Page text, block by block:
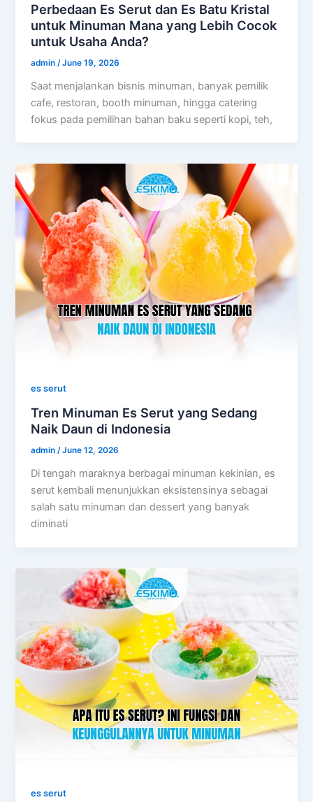
Perbedaan Es Serut dan Es Batu Kristal
untuk Minuman Mana yang Lebih Cocok
untuk Usaha Anda?
admin /June 19, 2026
Saat menjalankan bisnis minuman, banyak pemilik
cafe, restoran, booth minuman, hingga catering
fokus pada pemilihan bahan baku seperti kopi, teh,
es serut
Tren Minuman Es Serut yang Sedang
Naik Daun di Indonesia
admin/June 12, 2026
Di tengah maraknya berbagai minuman kekinian, es
serut kembali menunjukkan eksistensinya sebagai
salah satu minuman dan dessert yang banyak
diminati
es serut